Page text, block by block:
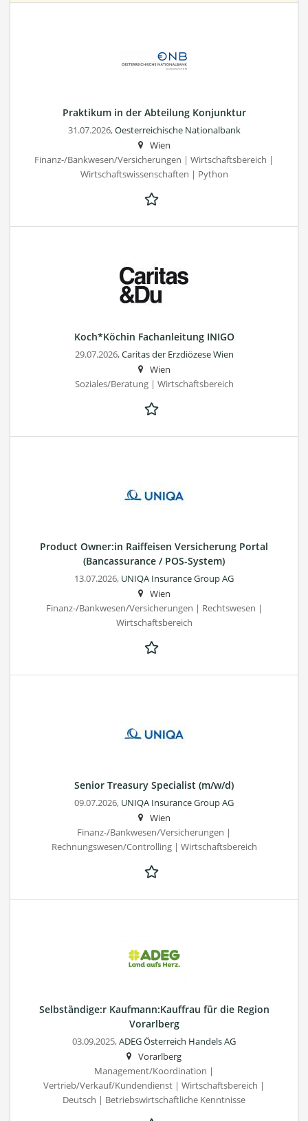
Praktikum in der Abteilung Konjunktur
31.07.2026,Oesterreichische Nationalbank
Wien
Finanz-/Bankwesen/Versicherungen | Wirtschaftsbereich |
Wirtschaftswissenschaften | Python
Koch*Köchin Fachanleitung INIGO
29.07.2026,Caritas der Erzdiözese Wien
Wien
Soziales/Beratung | Wirtschaftsbereich
Product Owner:in Raiffeisen Versicherung Portal
(Bancassurance / POS-System)
13.07.2026, UNIQA Insurance Group AG
Wien
Finanz-/Bankwesen/Versicherungen | Rechtswesen |
Wirtschaftsbereich
Senior Treasury Specialist (m/w/d)
09.07.2026, UNIQA Insurance Group AG
Wien
Finanz-/Bankwesen/Versicherungen |
Rechnungswesen/Controlling | Wirtschaftsbereich
Selbständige:r Kaufmann:Kauffrau für die Region
Vorarlberg
03.09.2025,ADEG Österreich Handels AG
Vorarlberg
Management/Koordination |
Vertrieb/Verkauf/Kundendienst | Wirtschaftsbereich |
Deutsch | Betriebswirtschaftliche Kenntnisse